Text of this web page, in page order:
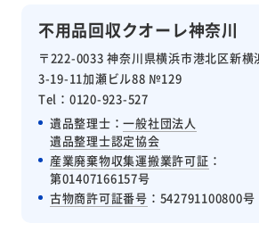
〒222-0033 神奈川県横浜市港北区新横浜
3-19-11加瀬ビル88 №129
Tel：0120-923-527
遺品整理士：一般社団法人
遺品整理士認定協会
産業廃棄物収集運搬業許可証
第01407166157号
古物商許可証番号：542791100800号